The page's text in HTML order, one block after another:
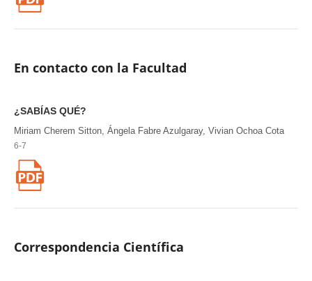
En contacto con la Facultad
¿SABÍAS QUÉ?
Miriam Cherem Sitton, Ángela Fabre Azulgaray, Vivian Ochoa Cota
6-7
Correspondencia Científica